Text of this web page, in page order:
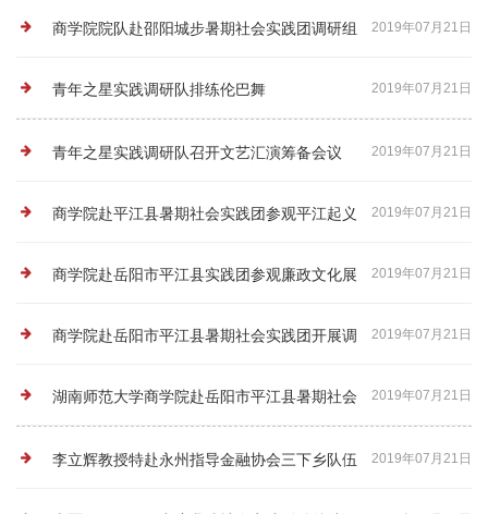
2019年07月21日
商学院院队赴邵阳城步暑期社会实践团调研组
向指导老师汇报工作 2019年07月21日
青年之星实践调研队排练伦巴舞
2019年07月21日
青年之星实践调研队召开文艺汇演筹备会议
2019年07月21日
商学院赴平江县暑期社会实践团参观平江起义
纪念馆 2019年07月21日
商学院赴岳阳市平江县实践团参观廉政文化展
览馆 2019年07月21日
商学院赴岳阳市平江县暑期社会实践团开展调
查问卷研讨会 2019年07月21日
湖南师范大学商学院赴岳阳市平江县暑期社会
实践团开展实地调研工作 2019年07月21日
李立辉教授特赴永州指导金融协会三下乡队伍